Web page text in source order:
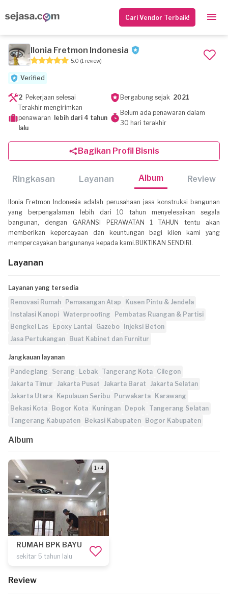
Cari Vendor Terbaik!
Ilonia Fretmon Indonesia
5.0 (1 review)
Verified
2 Pekerjaan selesai Bergabung sejak 2021
Terakhir mengirimkan
penawaran
lebih dari 4 tahun
lalu
Belum ada penawaran dalam
30 hari terakhir
Bagikan Profil Bisnis
Ringkasan Layanan Album Review
Ilonia Fretmon Indonesia adalah perusahaan jasa konstruksi bangunan
yang berpengalaman lebih dari 10 tahun menyelesaikan segala
bangunan, dengan GARANSI PERAWATAN 1 TAHUN tentu akan
memberikan kepercayaan dan keuntungan bagi klien kami yang
mempercayakan bangunanya kepada kami.BUKTIKAN SENDIRI.
Layanan
Layanan yang tersedia
Renovasi Rumah
Pemasangan Atap
Kusen Pintu & Jendela
Instalasi Kanopi Waterproofing
Pembatas Ruangan & Partisi
Bengkel Las
Epoxy Lantai Gazebo
Injeksi Beton
Jasa Pertukangan
Buat Kabinet dan Furnitur
Jangkauan layanan
Pandeglang
Serang Lebak Tangerang Kota Cilegon
Jakarta Timur
Jakarta Pusat Jakarta Barat
Jakarta Selatan
Jakarta Utara
Kepulauan Seribu Purwakarta
Karawang
Bekasi Kota
Bogor Kota Kuningan Depok Tangerang Selatan
Tangerang Kabupaten
Bekasi Kabupaten Bogor Kabupaten
Album
1 / 4
RUMAH BPK BAYU
sekitar 5 tahun lalu
Review